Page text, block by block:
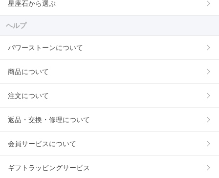
星座石から選ぶ
ヘルプ
パワーストーンについて
商品について
注文について
返品・交換・修理について
会員サービスについて
ギフトラッピングサービス